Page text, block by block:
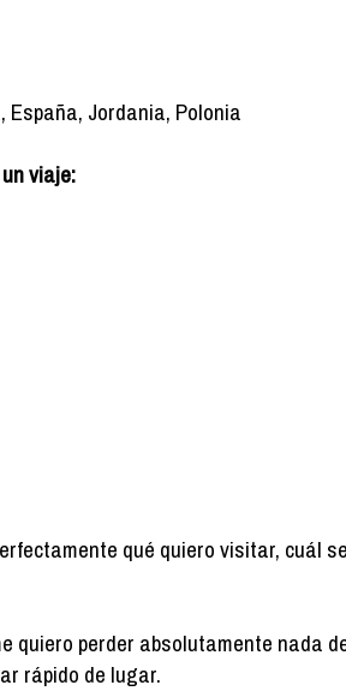
Jordania, Polonia
viaje:
qué quiero visitar, cuál
quiero perder absolutamente nada
rápido de lugar.